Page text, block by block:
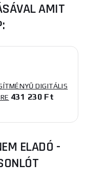
AMIT
DIGITÁLIS
431 230 Ft
ELADÓ -